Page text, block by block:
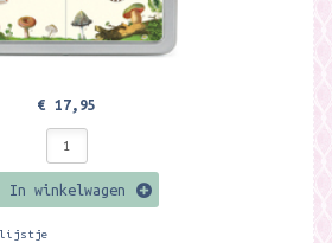
€ 17,95
In winkelwagen